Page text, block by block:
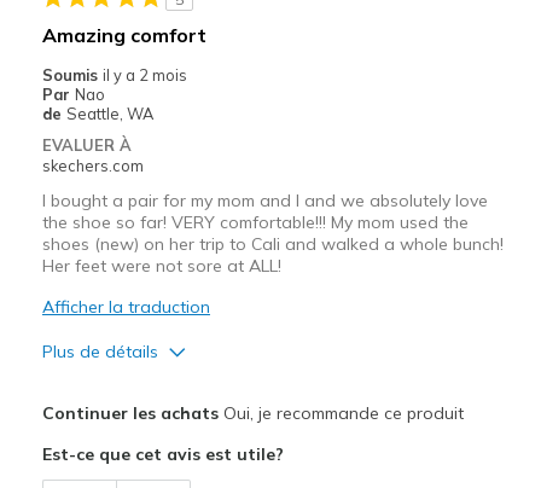
Amazing comfort
Soumis il y a 2 mois
Par Nao
de Seattle, WA
EVALUER À
skechers.com
I bought a pair for my mom and I and we absolutely love
the shoe so far! VERY comfortable!!! My mom used the
shoes (new) on her trip to Cali and walked a whole bunch!
Her feet were not sore at ALL!
Afficher la traduction
Plus de détails
Comfortable
Continuer les achatsOui, je recommande ce produit
Est-ce que cet avis est utile?